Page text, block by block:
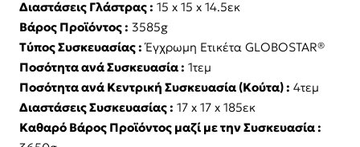
Διαστάσεις Γλάστρας : 15 x 15 x 14.5εκ
Βάρος Προϊόντος : 3585g
Τύπος Συσκευασίας : Έγχρωμη Ετικέτα GLOBOSTAR®
Ποσότητα ανά Συσκευασία : 1τεμ
Ποσότητα ανά Κεντρική Συσκευασία (Κούτα) : 4τεμ
Διαστάσεις Συσκευασίας : 17 x 17 x 185εκ
Καθαρό Βάρος Προϊόντος μαζί με την Συσκευασία :